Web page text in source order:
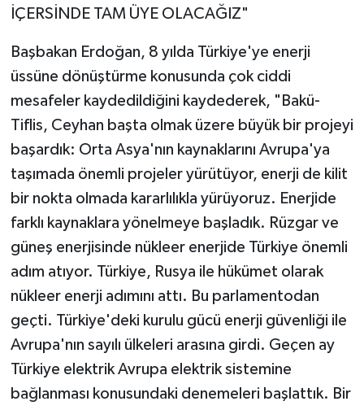
İÇERSİNDE TAM ÜYE OLACAĞIZ"
Başbakan Erdoğan, 8 yılda Türkiye'ye enerji
üssüne dönüştürme konusunda çok ciddi
mesafeler kaydedildiğini kaydederek, "Bakü-
Tiflis, Ceyhan başta olmak üzere büyük bir projeyi
başardık: Orta Asya'nın kaynaklarını Avrupa'ya
taşımada önemli projeler yürütüyor, enerji de kilit
bir nokta olmada kararlılıkla yürüyoruz. Enerjide
farklı kaynaklara yönelmeye başladık. Rüzgar ve
güneş enerjisinde nükleer enerjide Türkiye önemli
adım atıyor. Türkiye, Rusya ile hükümet olarak
nükleer enerji adımını attı. Bu parlamentodan
geçti. Türkiye'deki kurulu gücü enerji güvenliği ile
Avrupa'nın sayılı ülkeleri arasına girdi. Geçen ay
Türkiye elektrik Avrupa elektrik sistemine
bağlanması konusundaki denemeleri başlattık. Bir